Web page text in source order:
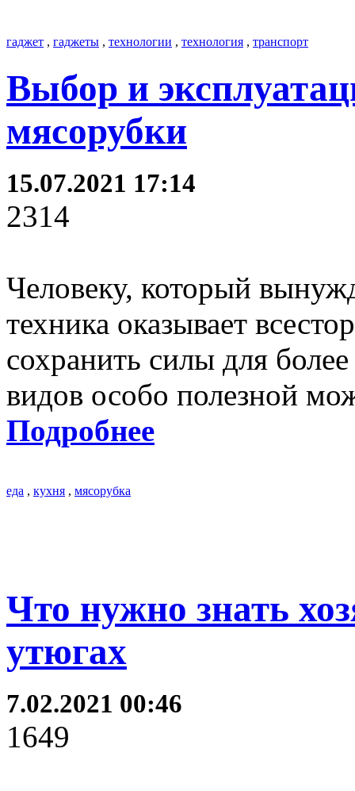
гаджет , гаджеты , технологии , технология , транспорт
Выбор и
мясорубки
15.07.2021 17:14
2314
Человеку, который
техника оказывает
сохранить силы для
видов особо полезной
Подробнее
еда , кухня , мясорубка
Что нужно знать
утюгах
7.02.2021 00:46
1649